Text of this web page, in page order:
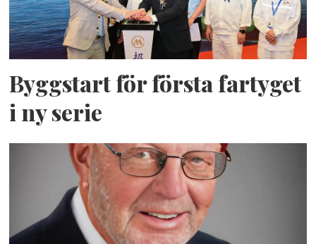
Byggstart för första fartyget
i ny serie